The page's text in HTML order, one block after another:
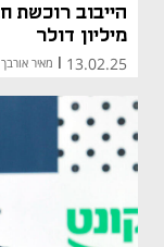
מיליון דולר
13.02.25 מאיר אורבך